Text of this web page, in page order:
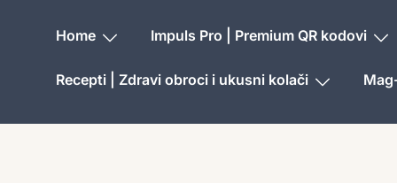
Home Impuls Pro | Premium QR kodovi
Recepti | Zdravi obroci i ukusni kolači